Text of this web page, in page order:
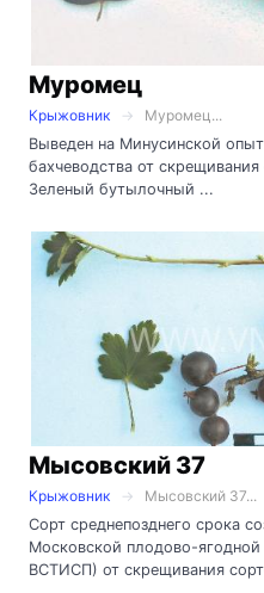
Муромец
Крыжовник
Муромец...
Выведен на Минусинской
бахчеводства от
Зеленый бутылочный ...
Мысовский 37
Крыжовник
Мысовский 37...
Сорт среднепозднего срока
Московской плодово-
ВСТИСП) от скрещивания